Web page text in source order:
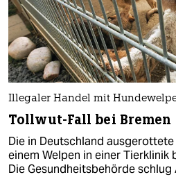
Illegaler Handel mit
Tollwut-Fall bei Bremen
Die in Deutschland
einem Welpen in einer Tierklinik
Die Gesundheitsbehörde schlug